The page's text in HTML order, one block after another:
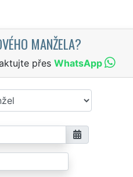
MANŽELA?
přes WhatsApp